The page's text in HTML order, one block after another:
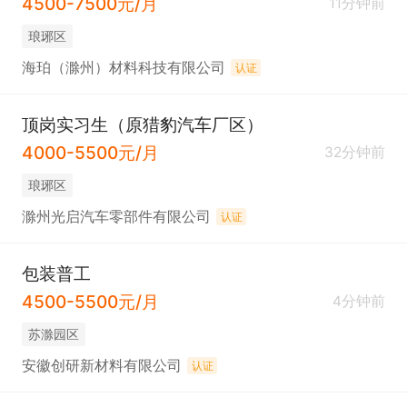
琅琊区
海珀（滁州）材料科技有限公司 认证
顶岗实习生（原猎豹汽车厂区）
4000-5500元/月
32分钟前
琅琊区
滁州光启汽车零部件有限公司 认证
包装普工
4500-5500元/月
4分钟前
苏滁园区
安徽创研新材料有限公司 认证